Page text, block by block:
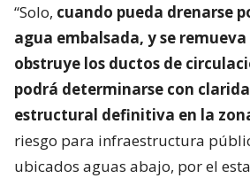
“Solo, cuando pueda drenarse
agua embalsada, y se
obstruye los ductos de
podrá determinarse con
estructural definitiva en la
riesgo para infraestructura
ubicados aguas abajo, por el